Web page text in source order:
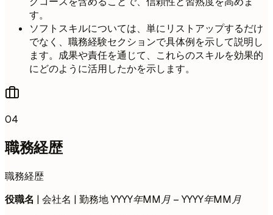
す。
ソフトスキルについては、単にリストアップするだけ
でなく、職務経験セクションで具体例を示して説明し
ます。成果や責任を通じて、これらのスキルを効果的
にどのように活用したかを示します。
04
職務経歴
職務経歴
役職名 | 会社名 | 勤務地YYYY年MM月 – YYYY年MM月